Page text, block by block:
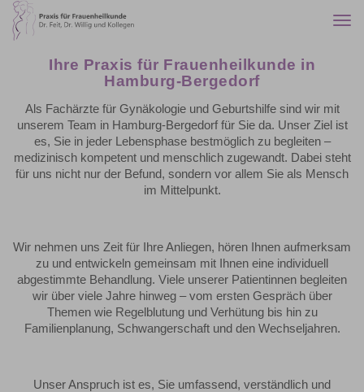
Ihre Praxis für Frauenheilkunde in
Hamburg-Bergedorf
Als Fachärzte für Gynäkologie und Geburtshilfe sind wir mit
unserem Team in Hamburg-Bergedorf für Sie da. Unser Ziel ist
es, Sie in jeder Lebensphase bestmöglich zu begleiten –
medizinisch kompetent und menschlich zugewandt. Dabei steht
für uns nicht nur der Befund, sondern vor allem Sie als Mensch
im Mittelpunkt.
Wir nehmen uns Zeit für Ihre Anliegen, hören Ihnen aufmerksam
zu und entwickeln gemeinsam mit Ihnen eine individuell
abgestimmte Behandlung. Viele unserer Patientinnen begleiten
wir über viele Jahre hinweg – vom ersten Gespräch über
Themen wie Regelblutung und Verhütung bis hin zu
Familienplanung, Schwangerschaft und den Wechseljahren.
Unser Anspruch ist es, Sie umfassend, verständlich und